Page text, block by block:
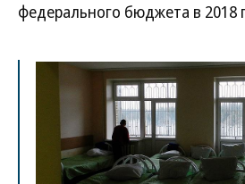
федерального бюджета в 2018